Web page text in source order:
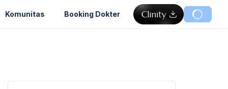
Komunitas Booking Dokter